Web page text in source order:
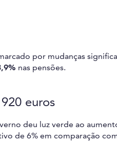
por mudanças
nas pensões.
euros
deu luz verde ao
de 6% em comparação